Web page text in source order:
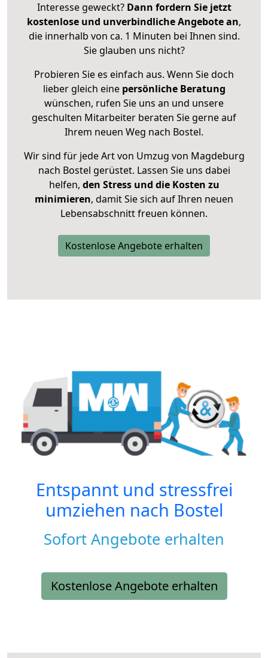
Interesse geweckt? Dann fordern Sie jetzt
kostenlose und unverbindliche Angebote an,
die innerhalb von ca. 1 Minuten bei Ihnen sind.
Sie glauben uns nicht?
Probieren Sie es einfach aus. Wenn Sie doch
lieber gleich eine persönliche Beratung
wünschen, rufen Sie uns an und unsere
geschulten Mitarbeiter beraten Sie gerne auf
Ihrem neuen Weg nach Bostel.
Wir sind für jede Art von Umzug von Magdeburg
nach Bostel gerüstet. Lassen Sie uns dabei
helfen, den Stress und die Kosten zu
minimieren, damit Sie sich auf Ihren neuen
Lebensabschnitt freuen können.
Kostenlose Angebote erhalten
Entspannt und stressfrei
umziehen nach Bostel
Sofort Angebote erhalten
Kostenlose Angebote erhalten